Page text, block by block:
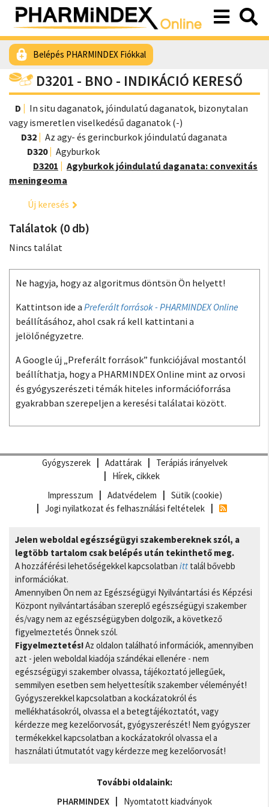
Belépés PHARMINDEX Fiókkal
D3201 - BNO - INDIKÁCIÓ KERESŐ
D
In situ daganatok, jóindulatú daganatok, bizonytalan
vagy ismeretlen viselkedésű daganatok (-)
D32
Az agy- és gerincburkok jóindulatú daganata
D320
Agyburkok
D3201
Agyburkok jóindulatú daganata: convexitás
meningeoma
Új keresés
Találatok (0 db)
Nincs találat
Ne hagyja, hogy az algoritmus döntsön Ön helyett!
Kattintson ide a Preferált források - PHARMINDEX Online
beállításához, ahol csak rá kell kattintani a
jelölőnégyzetre.
A Google új „Preferált források” funkciójával mostantól
beállíthatja, hogy a PHARMINDEX Online mint az orvosi
és gyógyszerészeti témák hiteles információforrása
gyakrabban szerepeljen a keresési találatai között.
Gyógyszerek Adattárak
Terápiás irányelvek
Hírek, cikkek
Impresszum
Adatvédelem
Sütik (cookie)
Jogi nyilatkozat és felhasználási feltételek
Jelen weboldal egészségügyi szakembereknek szól, a
legtöbb tartalom csak belépés után tekinthető meg.
A hozzáférési lehetőségekkel kapcsolatban itt talál bővebb
információkat.
Amennyiben Ön nem az Egészségügyi Nyilvántartási és Képzési
Központ nyilvántartásában szereplő egészségügyi szakember
és/vagy nem az egészségügyben dolgozik, a következő
figyelmeztetés Önnek szól.
Figyelmeztetés!Az oldalon található információk, amennyiben
azt - jelen weboldal kiadója szándékai ellenére - nem
egészségügyi szakember olvassa, tájékoztató jellegűek,
semmilyen esetben sem helyettesítik szakember véleményét!
Gyógyszerekkel kapcsolatban a kockázatokról és
mellékhatásokról, olvassa el a betegtájékoztatót, vagy
kérdezze meg kezelőorvosát, gyógyszerészét! Nem gyógyszer
termékekkel kapcsolatban a kockázatokról olvassa el a
használati útmutatót vagy kérdezze meg kezelőorvosát!
További oldalaink:
PHARMINDEX
Nyomtatott kiadványok